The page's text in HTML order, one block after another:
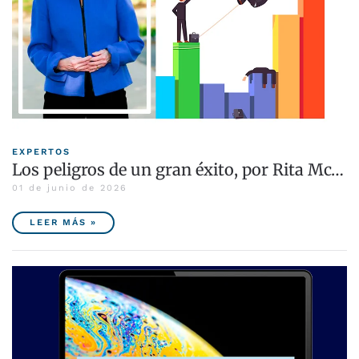
EXPERTOS
Los peligros de un gran éxito, por Rita Mc…
01 de junio de 2026
LEER MÁS »